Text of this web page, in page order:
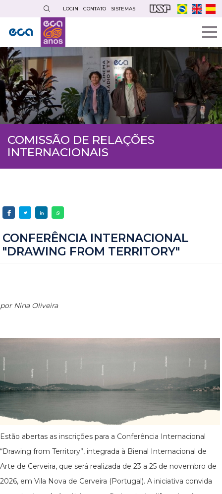
conteúdo
principal
LOGIN CONTATO SISTEMAS
COMISSÃO DE RELAÇÕES
INTERNACIONAIS
CONFERÊNCIA INTERNACIONAL
"DRAWING FROM TERRITORY"
por Nina Oliveira
Estão abertas as inscrições para a Conferência Internacional
“Drawing from Territory”, integrada à Bienal Internacional de
Arte de Cerveira, que será realizada de 23 a 25 de novembro de
2026, em Vila Nova de Cerveira (Portugal). A iniciativa convida